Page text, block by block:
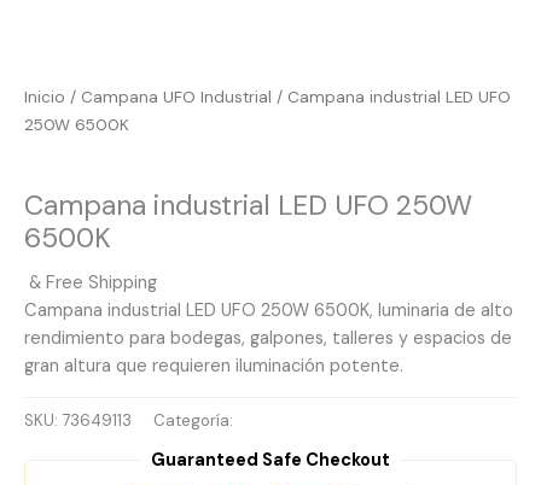
Inicio / Campana UFO Industrial / Campana industrial LED UFO
250W 6500K
Campana industrial LED UFO 250W
6500K
& Free Shipping
Campana industrial LED UFO 250W 6500K, luminaria de alto
rendimiento para bodegas, galpones, talleres y espacios de
gran altura que requieren iluminación potente.
SKU: 73649113 Categoría:
Guaranteed Safe Checkout